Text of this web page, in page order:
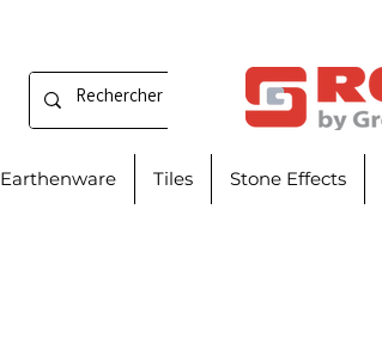
Earthenware Tiles Stone Effects